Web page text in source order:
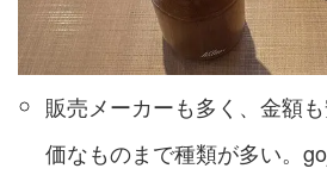
販売メーカーも多く、金額
価なものまで種類が多い。